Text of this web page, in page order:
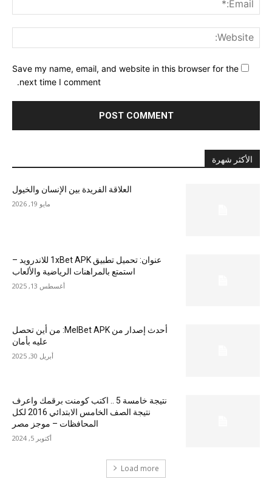
Save my name, email, and website in this browser for the
next time I comment.
الأكثر شهرة
العلاقة الفريدة بين الإنسان والخيول
مايو 19, 2026
عنوان: تحميل تطبيق 1xBet APK للاندرويد –
استمتع بالمراهنات الرياضية والألعاب
أغسطس 13, 2025
أحدث إصدار من MelBet APK: من أين تحصل
عليه بأمان
أبريل 30, 2025
نتيجة خامسة 5 .. اكتب كومنت برقمك واعرف
نتيجة الصف الخامس الابتدائي 2016 لكل
المحافظات – موجز مصر
أكتوبر 5, 2024
Load more